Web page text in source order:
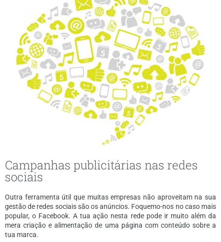
Campanhas publicitárias nas redes
sociais
Outra ferramenta útil que muitas empresas não aproveitam na sua
gestão de redes sociais são os anúncios. Foquemo-nos no caso mais
popular, o Facebook. A tua ação nesta rede pode ir muito além da
mera criação e alimentação de uma página com conteúdo sobre a
tua marca.